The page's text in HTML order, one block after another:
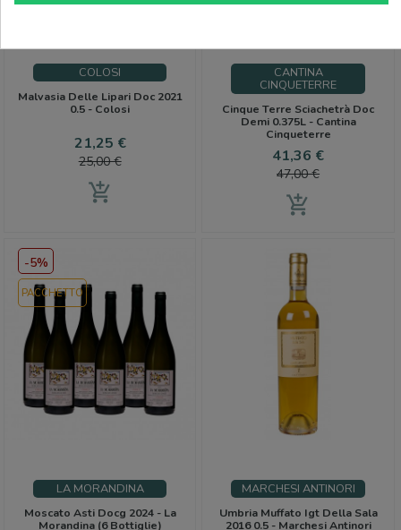
COLOSI
Malvasia Delle Lipari Doc 2021
0.5 - Colosi
Prezzo
21,25 €Prezzo
25,00 €
add_shopping_cart
CANTINA
CINQUETERRE
Cinque Terre Sciachetrà Doc
Demi 0.375L - Cantina
Cinqueterre
Prezzo
41,36 €Prezzo
47,00 €
add_shopping_cart
LA MORANDINA
Moscato Asti Docg 2024 - La
Morandina (6 Bottiglie)
-5%
PACCHETTO
MARCHESI ANTINORI
Umbria Muffato Igt Della Sala
2016 0.5 - Marchesi Antinori